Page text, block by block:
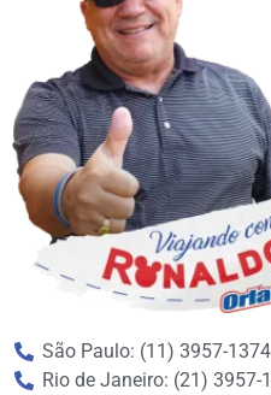
São Paulo: (11) 3957-1374
Rio de Janeiro: (21) 3957-